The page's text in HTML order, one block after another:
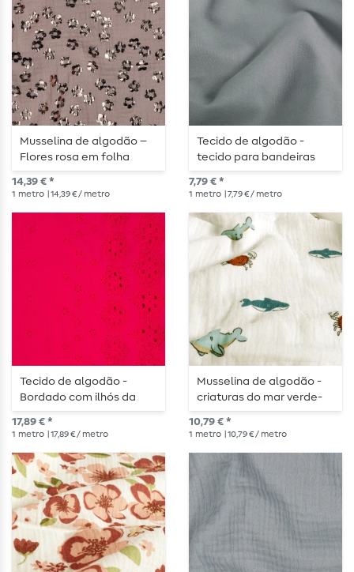
Musselina de algodão –
Flores rosa em folha
metálica
14,39 € *
1 metro | 14,39 € / metro
Tecido de algodão -
tecido para bandeiras
cinzento aço liso
7,79 € *
1 metro | 7,79 € / metro
Tecido de algodão -
Bordado com ilhós da
coleção Beach com
rebordo recortado fúcsia
17,89 € *
1 metro | 17,89 € / metro
Musselina de algodão -
criaturas do mar verde-
escuro
10,79 € *
1 metro | 10,79 € / metro